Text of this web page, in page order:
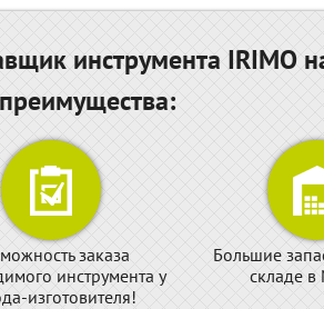
инструмента IRIMO
заказа
инструмента у
изготовителя!
Большие
складе